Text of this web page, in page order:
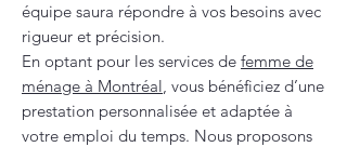
équipe saura répondre à vos besoins avec
rigueur et précision.
En optant pour les services de femme de
ménage à Montréal, vous bénéficiez d’une
prestation personnalisée et adaptée à
votre emploi du temps. Nous proposons